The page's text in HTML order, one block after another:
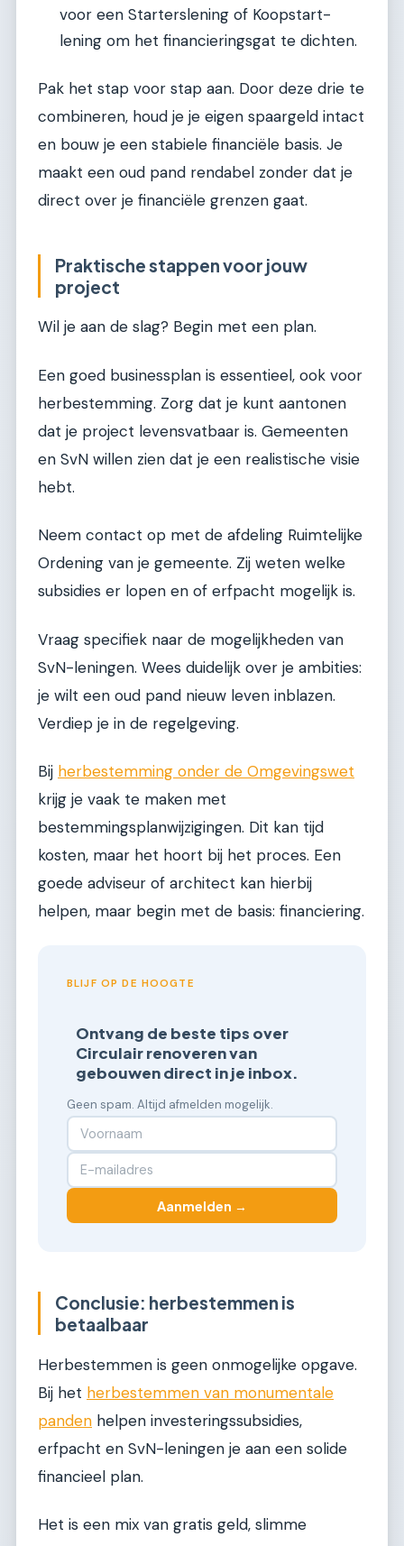
voor een Starterslening of Koopstart-
lening om het financieringsgat te dichten.
Pak het stap voor stap aan. Door deze drie te
combineren, houd je je eigen spaargeld intact
en bouw je een stabiele financiële basis. Je
maakt een oud pand rendabel zonder dat je
direct over je financiële grenzen gaat.
Praktische stappen voor jouw
project
Wil je aan de slag? Begin met een plan.
Een goed businessplan is essentieel, ook voor
herbestemming. Zorg dat je kunt aantonen
dat je project levensvatbaar is. Gemeenten
en SvN willen zien dat je een realistische visie
hebt.
Neem contact op met de afdeling Ruimtelijke
Ordening van je gemeente. Zij weten welke
subsidies er lopen en of erfpacht mogelijk is.
Vraag specifiek naar de mogelijkheden van
SvN-leningen. Wees duidelijk over je ambities:
je wilt een oud pand nieuw leven inblazen.
Verdiep je in de regelgeving.
Bij herbestemming onder de Omgevingswet
krijg je vaak te maken met
bestemmingsplanwijzigingen. Dit kan tijd
kosten, maar het hoort bij het proces. Een
goede adviseur of architect kan hierbij
helpen, maar begin met de basis: financiering.
BLIJF OP DE HOOGTE
Ontvang de beste tips over
Circulair renoveren van
gebouwen direct in je inbox.
Geen spam. Altijd afmelden mogelijk.
Aanmelden →
Conclusie: herbestemmen is
betaalbaar
Herbestemmen is geen onmogelijke opgave.
Bij het herbestemmen van monumentale
panden helpen investeringssubsidies,
erfpacht en SvN-leningen je aan een solide
financieel plan.
Het is een mix van gratis geld, slimme